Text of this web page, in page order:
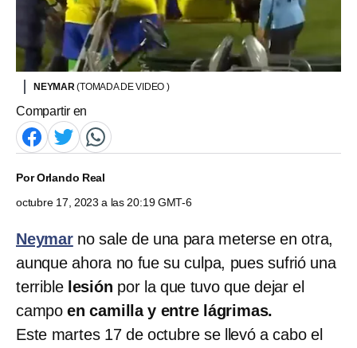
NEYMAR(TOMADA DE VIDEO )
Compartir en
PorOrlando Real
octubre 17, 2023 a las 20:19 GMT-6
Neymarno sale de una para meterse en otra,
aunque ahora no fue su culpa, pues sufrió una
terrible lesión por la que tuvo que dejar el
campo en camilla y entre lágrimas.
Este martes 17 de octubre se llevó a cabo el